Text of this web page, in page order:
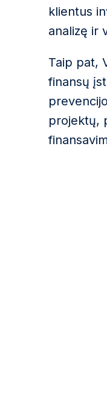
klientus
analizę ir
Taip pat,
finansų
projektų,